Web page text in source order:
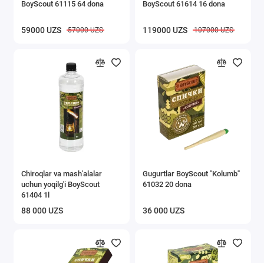
BoyScout 61115 64 dona
59000 UZS 57000 UZS
BoyScout 61614 16 dona
119000 UZS 107000 UZS
Chiroqlar va mash'alalar
uchun yoqilg'i BoyScout
61404 1l
88 000 UZS
Gugurtlar BoyScout "Kolumb"
61032 20 dona
36 000 UZS